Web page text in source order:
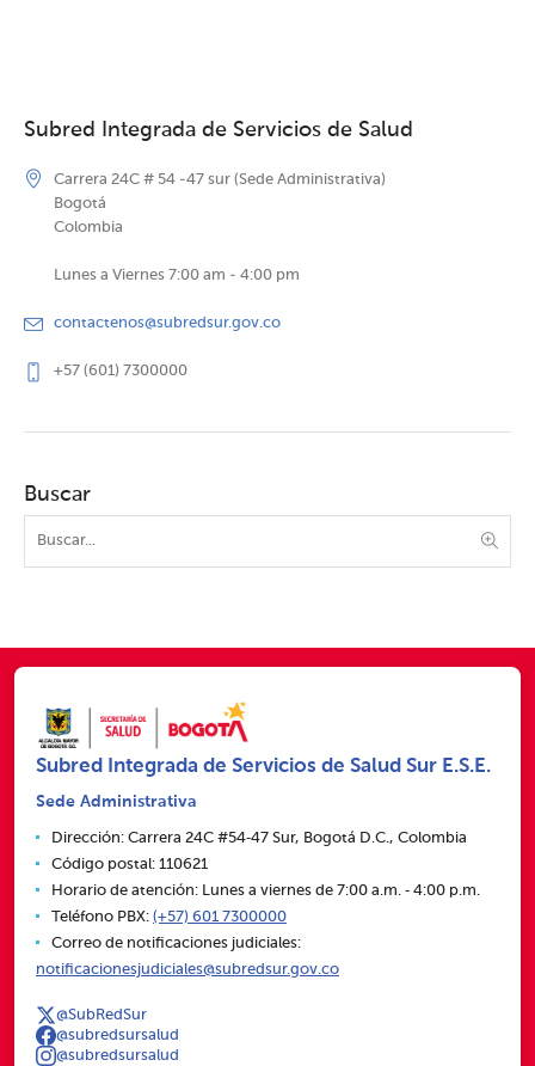
Subred Integrada de Servicios de Salud
Carrera 24C # 54 -47 sur (Sede Administrativa)
Bogotá
Colombia
Lunes a Viernes 7:00 am - 4:00 pm
contactenos@subredsur.gov.co
+57 (601) 7300000
Buscar
Subred Integrada de Servicios de Salud Sur E.S.E.
Sede Administrativa
Dirección: Carrera 24C #54‑47 Sur, Bogotá D.C., Colombia
Código postal: 110621
Horario de atención: Lunes a viernes de 7:00 a.m. ‑ 4:00 p.m.
Teléfono PBX: (+57) 601 7300000
Correo de notificaciones judiciales:
notificacionesjudiciales@subredsur.gov.co
@SubRedSur
@subredsursalud
@subredsursalud